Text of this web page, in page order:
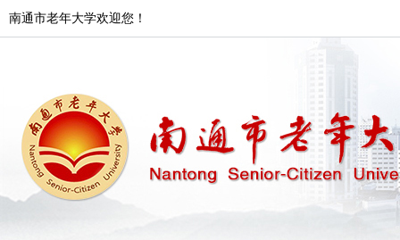
南通市老年大学欢迎您！